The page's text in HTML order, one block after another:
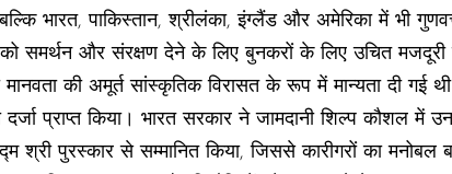
भारत, पाकिस्तान, श्रीलंका, इंग्लैंड और अमेरिका में भी
को समर्थन और संरक्षण देने के लिए बुनकरों के लिए उचित
मानवता की अमूर्त सांस्कृतिक विरासत के रूप में मान्यता दी
प्राप्त किया। भारत सरकार ने जामदानी शिल्प कौशल में
श्री पुरस्कार से सम्मानित किया, जिससे कारीगरों का